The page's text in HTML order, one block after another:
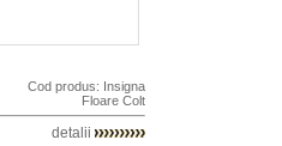
Cod produs: Insigna
Floare Colt
detalii